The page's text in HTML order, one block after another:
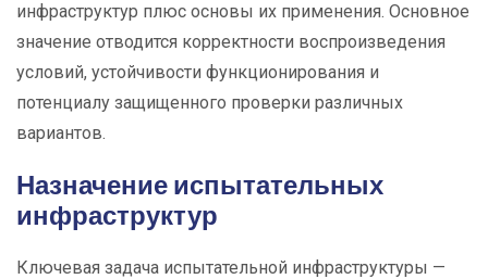
инфраструктур плюс основы их применения. Основное
значение отводится корректности воспроизведения
условий, устойчивости функционирования и
потенциалу защищенного проверки различных
вариантов.
Назначение испытательных
инфраструктур
Ключевая задача испытательной инфраструктуры —